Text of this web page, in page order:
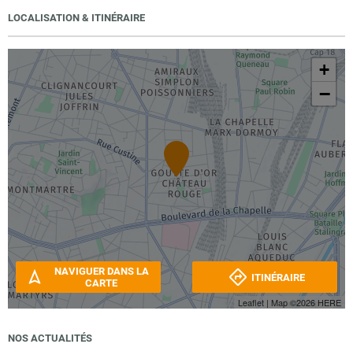
LOCALISATION & ITINÉRAIRE
+
−
Leaflet | Map ©2026HERE
NAVIGUER DANS LA
CARTE
ITINÉRAIRE
NOS ACTUALITÉS